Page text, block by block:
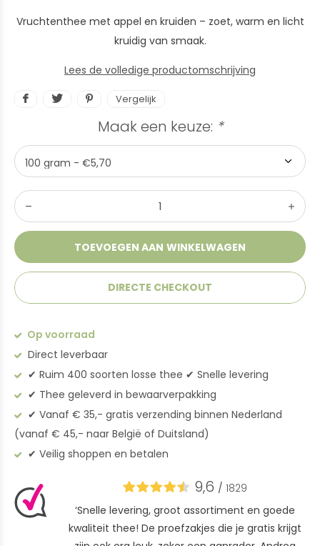
Vruchtenthee met appel en kruiden – zoet, warm en licht
kruidig van smaak.
Lees de volledige productomschrijving
Vergelijk
Maak een keuze: *
TOEVOEGEN AAN WINKELWAGEN
DIRECTE CHECKOUT
Op voorraad
Direct leverbaar
✔︎ Ruim 400 soorten losse thee ✔︎ Snelle levering
✔︎ Thee geleverd in bewaarverpakking
✔︎ Vanaf € 35,- gratis verzending binnen Nederland
(vanaf € 45,- naar België of Duitsland)
✔︎ Veilig shoppen en betalen
9,6 / 1829
‘Snelle levering, groot assortiment en goede
kwaliteit thee! De proefzakjes die je gratis krijgt